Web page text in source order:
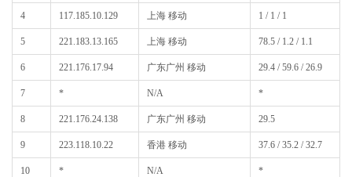
4 117.185.10.129 上海 移动 1 / 1 / 1
5 221.183.13.165 上海 移动 78.5 / 1.2 / 1.1
6 221.176.17.94 广东广州 移动 29.4 / 59.6 / 26.9
7 * N/A *
8 221.176.24.138 广东广州 移动 29.5
9 223.118.10.22 香港 移动 37.6 / 35.2 / 32.7
10 * N/A *